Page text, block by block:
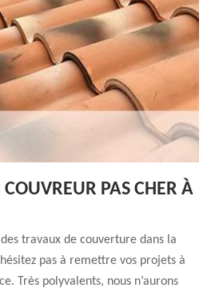
PAS CHER À
travaux de couverture dans la
pas à remettre vos projets à
Très polyvalents, nous n’aurons